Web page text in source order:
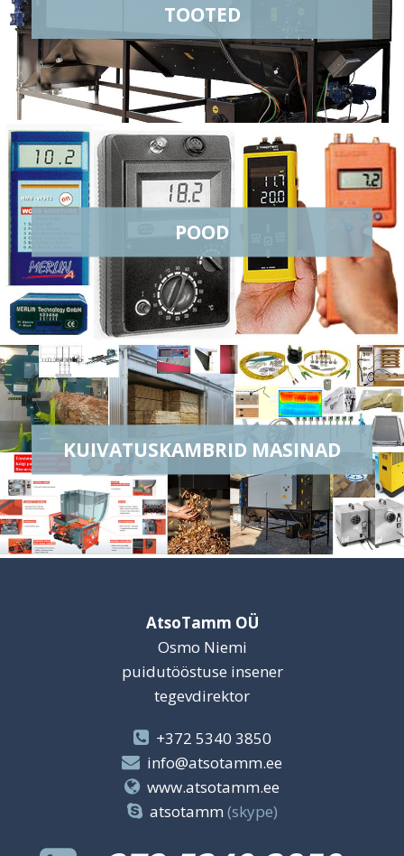
TOOTED
POOD
KUIVATUSKAMBRID MASINAD
AtsoTamm OÜ
Osmo Niemi
puidutööstuse insener
tegevdirektor
+372 5340 3850
info@atsotamm.ee
www.atsotamm.ee
atsotamm (skype)